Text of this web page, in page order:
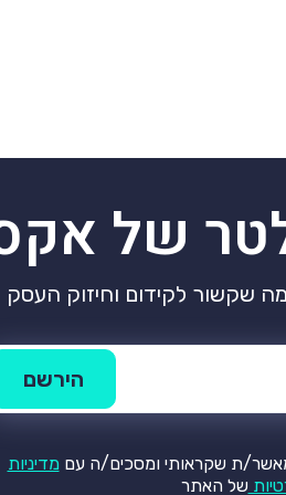
של
שקשור לקידום וחיזוק העסק
מאשר/ת שקראותי ומסכים/ה עם מדיניות
של האתר